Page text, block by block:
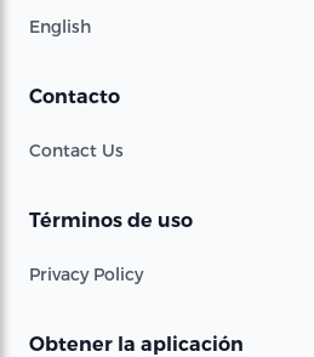
English
Contacto
Contact Us
Términos de uso
Privacy Policy
Obtener la aplicación